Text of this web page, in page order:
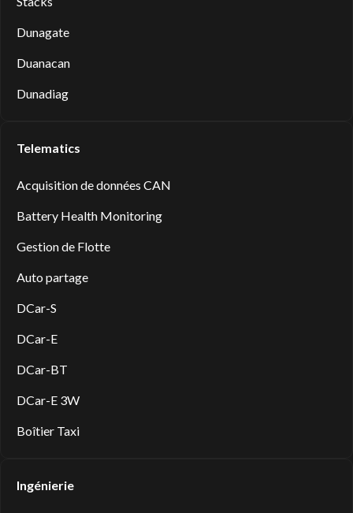
Dunagate
Duanacan
Dunadiag
Telematics
Acquisition de données CAN
Battery Health Monitoring
Gestion de Flotte
Auto partage
DCar-S
DCar-E
DCar-BT
DCar-E 3W
Boîtier Taxi
Ingénierie